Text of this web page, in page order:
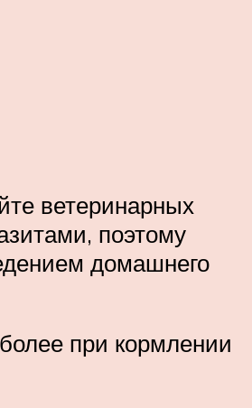
ветеринарных
поэтому
домашнего
при кормлении